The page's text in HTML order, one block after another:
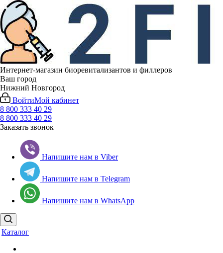
Интернет-магазин биоревитализантов и филлеров
Ваш город
Нижний Новгород
ВойтиМой кабинет
8 800 333 40 29
8 800 333 40 29
Заказать звонок
Напишите нам в Viber
Напишите нам в Telegram
Напишите нам в WhatsApp
Каталог